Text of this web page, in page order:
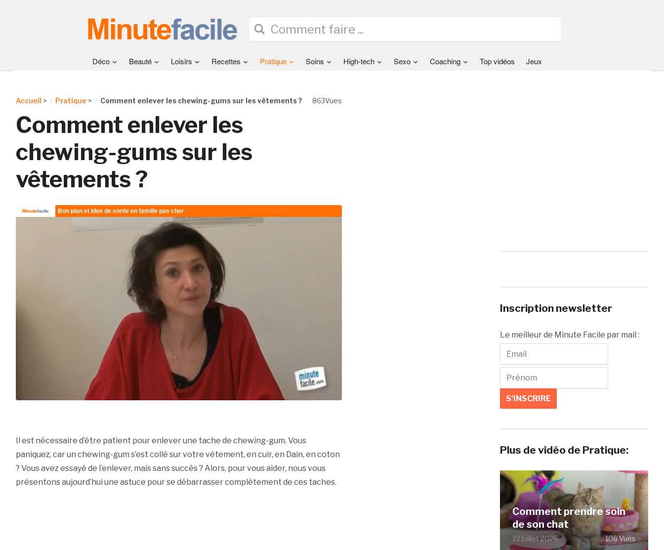
Déco Beauté Loisirs Recettes Pratique Soins High-tech Sexo Coaching Top vidéos Jeux
863Vues
Accueil > Pratique > Comment enlever les chewing-gums sur les vêtements ?
Comment enlever les
chewing-gums sur les
vêtements ?
Il est nécessaire d’être patient pour enlever une tache de chewing-gum. Vous
paniquez, car un chewing-gum s’est collé sur votre vêtement, en cuir, en Dain, en coton
? Vous avez essayé de l’enlever, mais sans succès ? Alors, pour vous aider, nous vous
présentons aujourd’hui une astuce pour se débarrasser complètement de ces taches.
Inscription newsletter
Le meilleur de Minute Facile par mail :
Plus de vidéo de Pratique:
Comment prendre soin
de son chat
22 juillet 2026 106 Vues